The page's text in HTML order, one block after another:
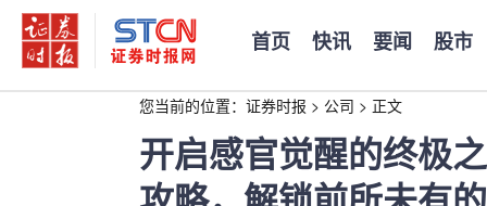
首页 快讯 要闻 股市
您当前的位置： 证券时报 > 公司 > 正文
开启感官觉醒的终极